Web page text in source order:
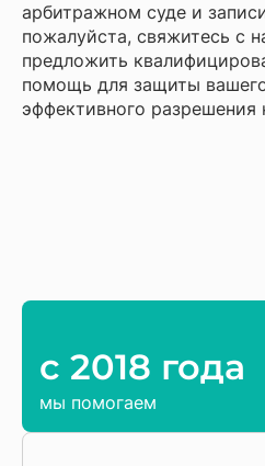
арбитражном суде и
пожалуйста, свяжитесь с
предложить
помощь для защиты
эффективного
c 2018 года
мы помогаем